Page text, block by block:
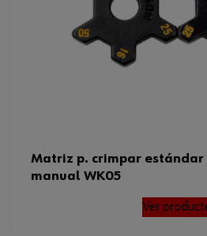
Matriz p. crimpar
manual WK05
Ver